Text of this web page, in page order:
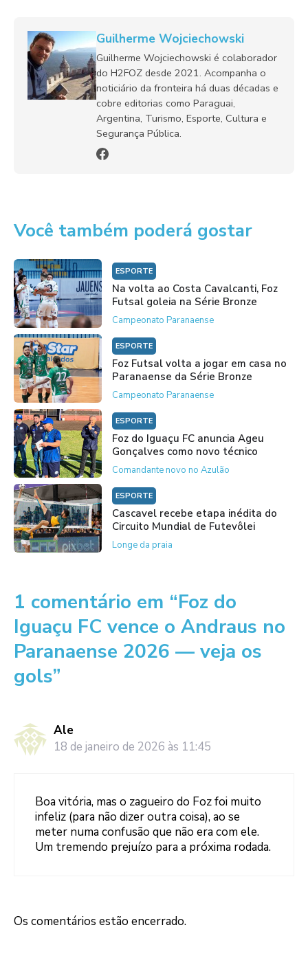
Guilherme Wojciechowski
Guilherme Wojciechowski é colaborador
do H2FOZ desde 2021. Acompanha o
noticiário da fronteira há duas décadas e
cobre editorias como Paraguai,
Argentina, Turismo, Esporte, Cultura e
Segurança Pública.
Você também poderá gostar
ESPORTE
Na volta ao Costa Cavalcanti, Foz
Futsal goleia na Série Bronze
Campeonato Paranaense
ESPORTE
Foz Futsal volta a jogar em casa no
Paranaense da Série Bronze
Campeonato Paranaense
ESPORTE
Foz do Iguaçu FC anuncia Ageu
Gonçalves como novo técnico
Comandante novo no Azulão
ESPORTE
Cascavel recebe etapa inédita do
Circuito Mundial de Futevôlei
Longe da praia
1 comentário em “Foz do
Iguaçu FC vence o Andraus no
Paranaense 2026 — veja os
gols”
Ale
18 de janeiro de 2026 às 11:45
Boa vitória, mas o zagueiro do Foz foi muito
infeliz (para não dizer outra coisa), ao se
meter numa confusão que não era com ele.
Um tremendo prejuízo para a próxima rodada.
Os comentários estão encerrado.